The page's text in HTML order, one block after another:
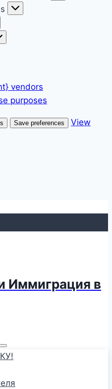
vendors
purposes
Save preferences
View
Иммиграция в